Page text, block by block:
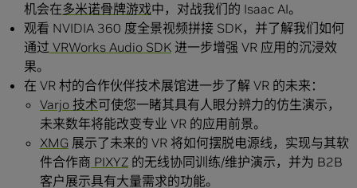
机会在多米诺骨牌游戏中，对战我们的 Isaac AI。
观看 NVIDIA 360 度全景视频拼接 SDK，并了解我们如何
通过 VRWorks Audio SDK 进一步增强 VR 应用的沉浸效
果。
在 VR 村的合作伙伴技术展馆进一步了解 VR 的未来：
Varjo 技术可使您一睹其具有人眼分辨力的仿生演示，
未来数年将能改变专业 VR 的应用前景。
XMG 展示了未来的 VR 将如何摆脱电源线，实现与其软
件合作商 PIXYZ 的无线协同训练/维护演示，并为 B2B
客户展示具有大量需求的功能。